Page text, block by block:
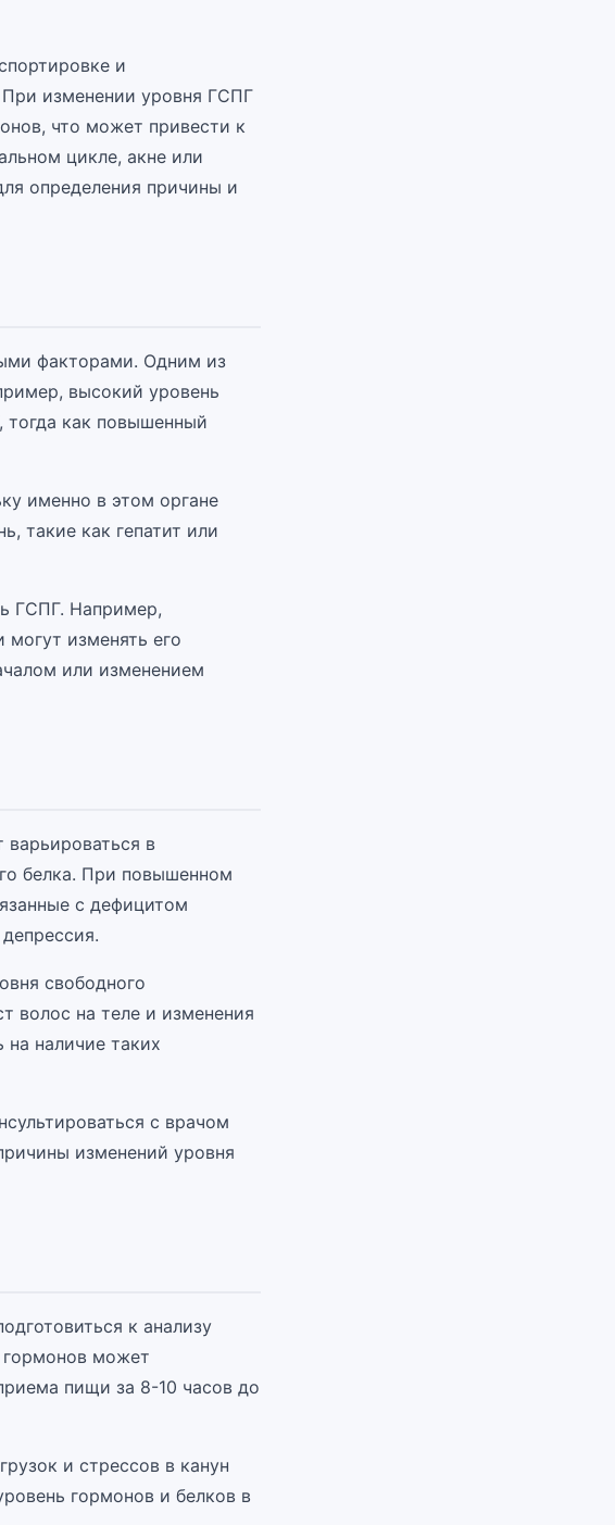
и
При изменении уровня ГСПГ
что может привести к
цикле, акне или
определения причины и
факторами. Одним из
высокий уровень
тогда как повышенный
именно в этом органе
такие как гепатит или
ГСПГ. Например,
могут изменять его
или изменением
в
белка. При повышенном
с дефицитом
свободного
волос на теле и изменения
наличие таких
с врачом
изменений уровня
к анализу
гормонов может
пищи за 8-10 часов до
и стрессов в канун
гормонов и белков в